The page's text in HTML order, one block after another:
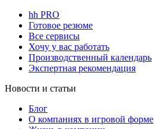
hh PRO
Готовое резюме
Все сервисы
Хочу у вас работать
Производственный календарь
Экспертная рекомендация
Новости и статьи
Блог
О компаниях в игровой форме